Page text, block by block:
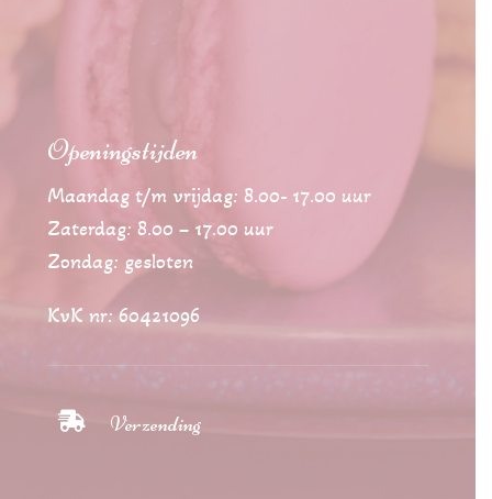
Openingstijden
Maandag t/m vrijdag: 8.00- 17.00 uur
Zaterdag: 8.00 – 17.00 uur
Zondag: gesloten
KvK nr: 60421096
 Verzending